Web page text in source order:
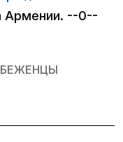
Армении. --0--